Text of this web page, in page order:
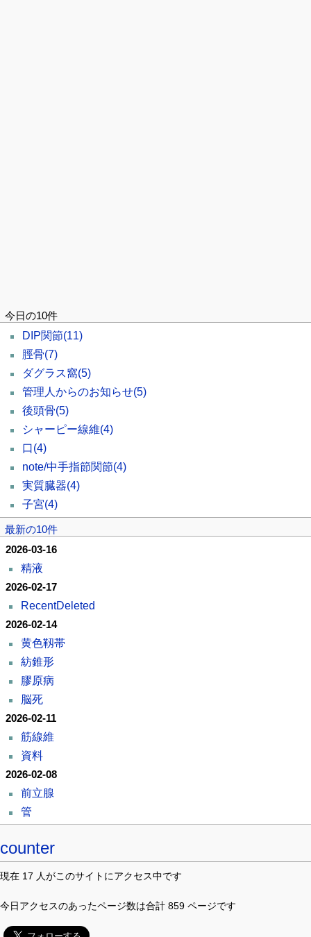
今日の10件
DIP関節(11)
脛骨(7)
ダグラス窩(5)
管理人からのお知らせ(5)
後頭骨(5)
シャーピー線維(4)
口(4)
note/中手指節関節(4)
実質臓器(4)
子宮(4)
最新の10件
2026-03-16
精液
2026-02-17
RecentDeleted
2026-02-14
黄色靱帯
紡錐形
膠原病
脳死
2026-02-11
筋線維
資料
2026-02-08
前立腺
管
counter
現在 17 人がこのサイトにアクセス中です
今日アクセスのあったページ数は合計 859 ページです